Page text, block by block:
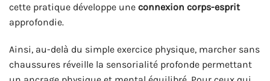
cette pratique développe une connexion corps-esprit
approfondie.
Ainsi, au-delà du simple exercice physique, marcher sans
chaussures réveille la sensorialité profonde permettant